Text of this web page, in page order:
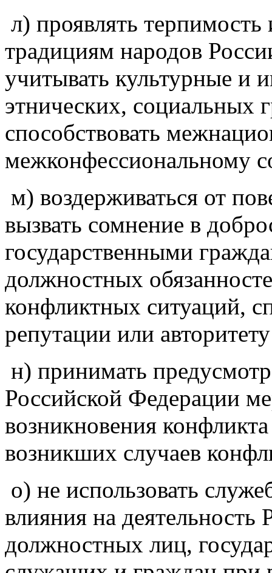
л) проявлять
традициям народов
учитывать культурные и
этнических, социальных
способствовать
межконфессиональному
м) воздерживаться от
вызвать сомнение в
государственными
должностных
конфликтных ситуаций,
репутации или
н) принимать
Российской Федерации
возникновения
возникших случаев
о) не использовать
влияния на деятельность
должностных лиц,